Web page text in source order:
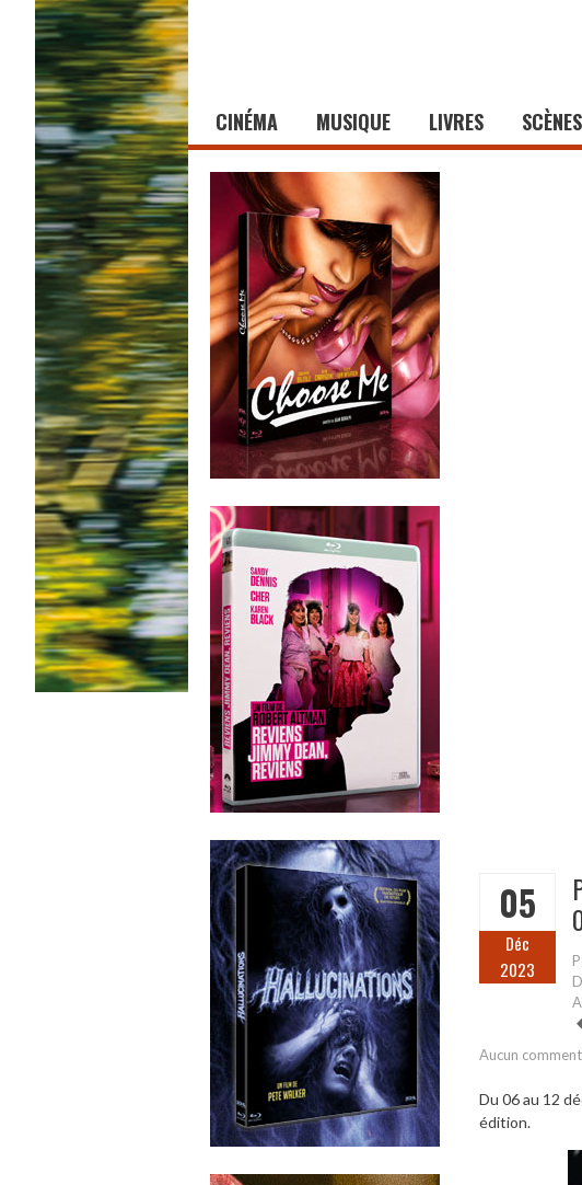
CINÉMA MUSIQUE LIVRES
05
Déc
2023
Aucun
Du 06 au 12
édition.